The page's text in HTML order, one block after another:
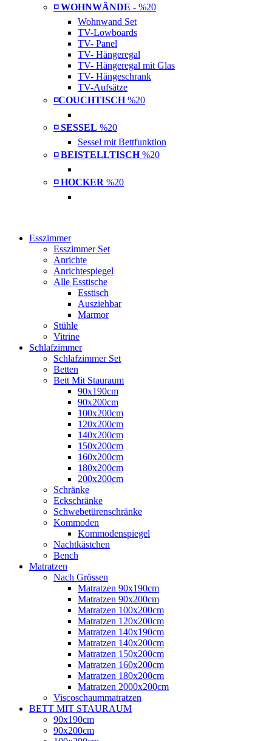
◽ WOHNWÄNDE - %20
Wohnwand Set
TV-Lowboards
TV- Panel
TV- Hängeregal
TV- Hängeregal mit Glas
TV- Hängeschrank
TV-Aufsätze
◽COUCHTISCH %20
◽ SESSEL %20
Sessel mit Bettfunktion
◽ BEISTELLTISCH %20
◽ HOCKER %20
Esszimmer
Esszimmer Set
Anrichte
Anrichtespiegel
Alle Esstische
Esstisch
Ausziehbar
Marmor
Stühle
Vitrine
Schlafzimmer
Schlafzimmer Set
Betten
Bett Mit Stauraum
90x190cm
90x200cm
100x200cm
120x200cm
140x200cm
150x200cm
160x200cm
180x200cm
200x200cm
Schränke
Eckschränke
Schwebetürenschränke
Kommoden
Kommodenspiegel
Nachtkästchen
Bench
Matratzen
Nach Grössen
Matratzen 90x190cm
Matratzen 90x200cm
Matratzen 100x200cm
Matratzen 120x200cm
Matratzen 140x190cm
Matratzen 140x200cm
Matratzen 150x200cm
Matratzen 160x200cm
Matratzen 180x200cm
Matratzen 2000x200cm
Viscoschaummatratzen
BETT MIT STAURAUM
90x190cm
90x200cm